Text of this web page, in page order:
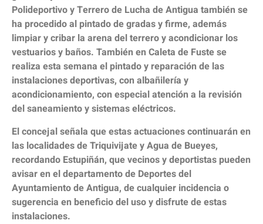
Polideportivo y Terrero de Lucha de Antigua también se
ha procedido al pintado de gradas y firme, además
limpiar y cribar la arena del terrero y acondicionar los
vestuarios y baños. También en Caleta de Fuste se
realiza esta semana el pintado y reparación de las
instalaciones deportivas, con albañilería y
acondicionamiento, con especial atención a la revisión
del saneamiento y sistemas eléctricos.
El concejal señala que estas actuaciones continuarán en
las localidades de Triquivijate y Agua de Bueyes,
recordando Estupiñán, que vecinos y deportistas pueden
avisar en el departamento de Deportes del
Ayuntamiento de Antigua, de cualquier incidencia o
sugerencia en beneficio del uso y disfrute de estas
instalaciones.